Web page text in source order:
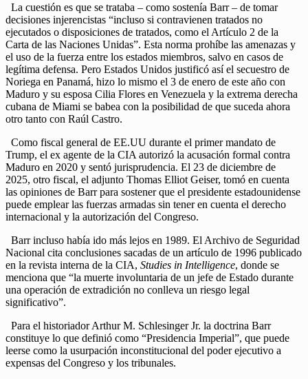
La cuestión es que se trataba – como sostenía Barr – de tomar
decisiones injerencistas “incluso si contravienen tratados no
ejecutados o disposiciones de tratados, como el Artículo 2 de la
Carta de las Naciones Unidas”. Esta norma prohíbe las amenazas y
el uso de la fuerza entre los estados miembros, salvo en casos de
legítima defensa. Pero Estados Unidos justificó así el secuestro de
Noriega en Panamá, hizo lo mismo el 3 de enero de este año con
Maduro y su esposa Cilia Flores en Venezuela y la extrema derecha
cubana de Miami se babea con la posibilidad de que suceda ahora
otro tanto con Raúl Castro.
Como fiscal general de EE.UU durante el primer mandato de
Trump, el ex agente de la CIA autorizó la acusación formal contra
Maduro en 2020 y sentó jurisprudencia. El 23 de diciembre de
2025, otro fiscal, el adjunto Thomas Elliot Geiser, tomó en cuenta
las opiniones de Barr para sostener que el presidente estadounidense
puede emplear las fuerzas armadas sin tener en cuenta el derecho
internacional y la autorización del Congreso.
Barr incluso había ido más lejos en 1989. El Archivo de Seguridad
Nacional cita conclusiones sacadas de un artículo de 1996 publicado
en la revista interna de la CIA, Studies in Intelligence, donde se
menciona que “la muerte involuntaria de un jefe de Estado durante
una operación de extradición no conlleva un riesgo legal
significativo”.
Para el historiador Arthur M. Schlesinger Jr. la doctrina Barr
constituye lo que definió como “Presidencia Imperial”, que puede
leerse como la usurpación inconstitucional del poder ejecutivo a
expensas del Congreso y los tribunales.